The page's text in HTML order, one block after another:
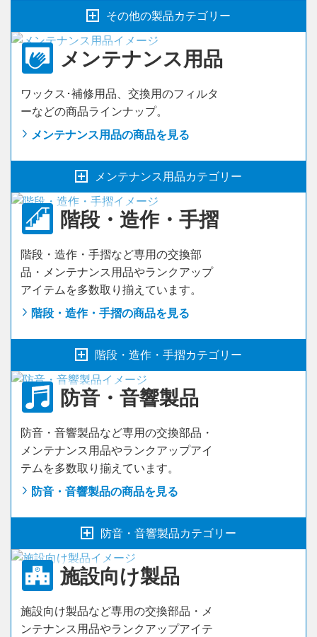
戸襖
開閉間仕切折戸タイプ
開閉間仕切吊戸タイプ
その他
収納開き戸
MiSEL
押入棚板
収納セット
カベピタ 壁厚収納
内部ユニット FiTIO
フィットシェルフ
その他の製品カテゴリー
スライドタラップ
ロフトタラップ
掘こたつ
室内物干し
住宅用火災警報器
自然給気用サイレンサー
レジスター
キッチン
ここち和座
メンテナンス用品
ワックス･補修用品、交換用のフィルタ
ーなどの商品ラインナップ。
メンテナンス用品の商品を見る
メンテナンス用品カテゴリー
ワックス
フィルター
ペンシルパテ（補修用パテ）
補修用シート
補修用シート（ノリ付き）m単位
補修用シート（ノリなし）m単位
木口テープ
階段・造作・ 手摺
階段・造作・手摺など専用の交換部
品・メンテナンス用品やランクアップ
アイテムを多数取り揃えています。
階段・造作・手摺の商品を見る
階段・造作・手摺カテゴリー
階段
手摺
造作材
防音・音響製品
防音・音響製品など専用の交換部品・
メンテナンス用品やランクアップアイ
テムを多数取り揃えています。
防音・音響製品の商品を見る
防音・音響製品カテゴリー
壁材
防音ダクト
施設向け製品
施設向け製品など専用の交換部品・メ
ンテナンス用品やランクアップアイテ